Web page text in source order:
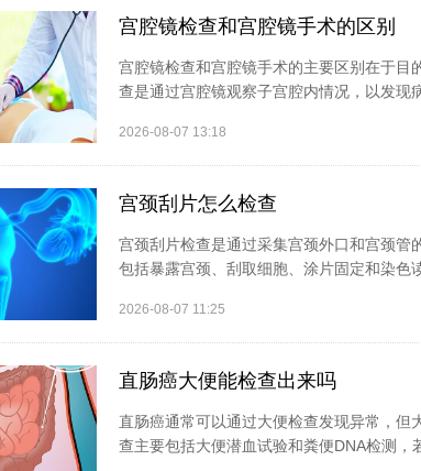
宫腔镜检查和宫腔镜手术的区别
宫腔镜检查和宫腔镜手术的主要区别在于目
查是通过宫腔镜观察子宫腔内情况，以发现
2026-08-07 13:18
宫颈刮片怎么检查
宫颈刮片检查是通过采集宫颈外口和宫颈管
包括暴露宫颈、刮取细胞、涂片固定和染色
2026-08-07 11:25
直肠癌大便能检查出来吗
直肠癌通常可以通过大便检查发现异常，但
查主要包括大便潜血试验和粪便DNA检测，